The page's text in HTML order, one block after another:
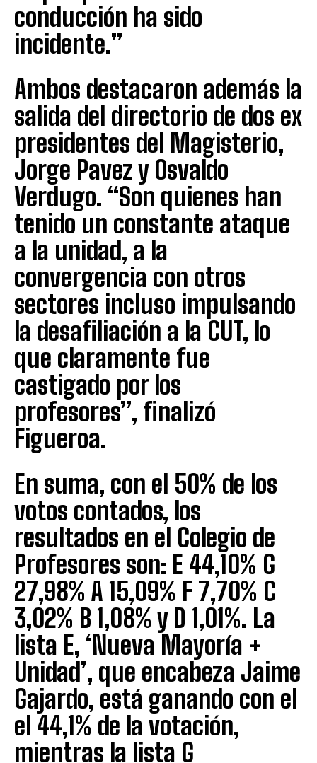
conducción ha sido
incidente.”
Ambos destacaron además la
salida del directorio de dos ex
presidentes del Magisterio,
Jorge Pavez y Osvaldo
Verdugo. “Son quienes han
tenido un constante ataque
a la unidad, a la
convergencia con otros
sectores incluso impulsando
la desafiliación a la CUT, lo
que claramente fue
castigado por los
profesores”, finalizó
Figueroa.
En suma, con el 50% de los
votos contados, los
resultados en el Colegio de
Profesores son: E 44,10% G
27,98% A 15,09% F 7,70% C
3,02% B 1,08% y D 1,01%. La
lista E, ‘Nueva Mayoría +
Unidad’, que encabeza Jaime
Gajardo, está ganando con el
el 44,1% de la votación,
mientras la lista G